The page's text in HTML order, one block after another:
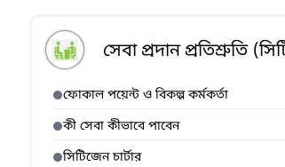
সেবা প্রদান প্রতিশ্রুতি
ফোকাল পয়েন্ট ও বিকল্প কর্মকর্তা
কী সেবা কীভাবে পাবেন
সিটিজেন চার্টার